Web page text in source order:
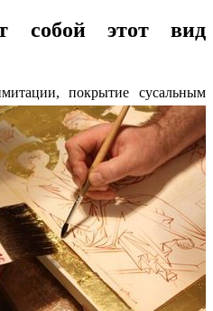
собой этот вид
покрытие сусальным